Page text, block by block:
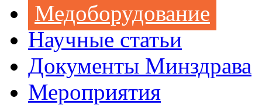
Медоборудование
Научные статьи
Документы Минздрава
Мероприятия